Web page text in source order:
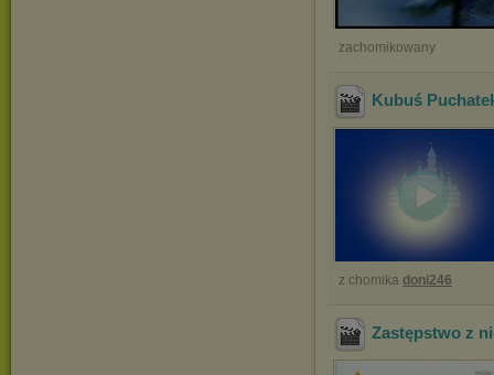
zachomikowany
Kubuś
z chomika doni246
Zastępstwo z